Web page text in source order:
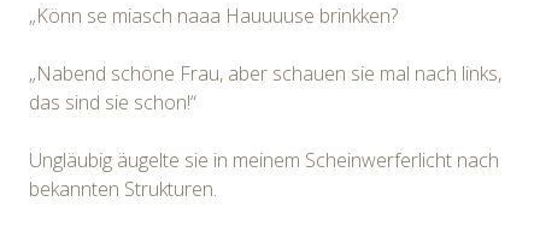
„Könn se miasch naaa Hauuuuse brinkken?
„Nabend schöne Frau, aber schauen sie mal nach links,
das sind sie schon!“
Ungläubig äugelte sie in meinem Scheinwerferlicht nach
bekannten Strukturen.